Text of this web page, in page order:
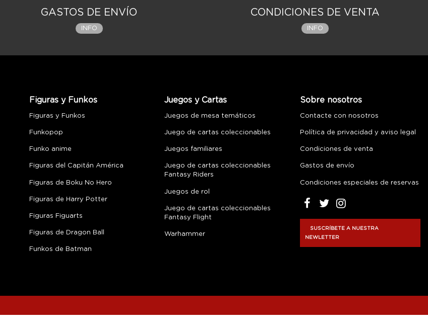
GASTOS DE ENVÍO
INFO
CONDICIONES DE VENTA
INFO
Figuras y Funkos
Figuras y Funkos
Funkopop
Funko anime
Figuras del Capitán América
Figuras de Boku No Hero
Figuras de Harry Potter
Figuras Figuarts
Figuras de Dragon Ball
Funkos de Batman
Juegos y Cartas
Juegos de mesa temáticos
Juego de cartas coleccionables
Juegos familiares
Juego de cartas coleccionables
Fantasy Riders
Juegos de rol
Juego de cartas coleccionables
Fantasy Flight
Warhammer
Sobre nosotros
Contacte con nosotros
Política de privacidad y aviso legal
Condiciones de venta
Gastos de envío
Condiciones especiales de reservas
SUSCRÍBETE A NUESTRA
NEWLETTER